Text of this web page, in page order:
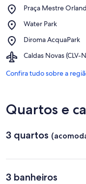
Praça Mestre
Place,
Mestre
Water Park
Place,
Park
Diroma AcquaPark
Place,
AcquaPark
Caldas Novas
Airport,
Novas
Guimarães)
Confira tudo sobre a
Quartos e
3 quartos
3 banheiros